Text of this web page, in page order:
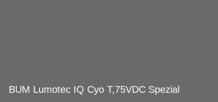
BUM Lumotec IQ Cyo T,75VDC Spezial